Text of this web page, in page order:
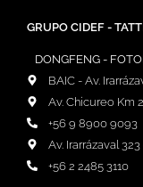
GRUPO CIDEF -
DONGFENG -
BAIC - Av.
Av. Chicureo Km
+56 9 8900 9093
Av. Irarrázaval
+56 2 2485 3110